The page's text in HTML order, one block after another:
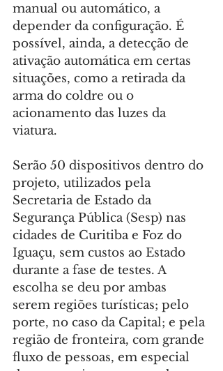
manual ou automático, a
depender da configuração. É
possível, ainda, a detecção de
ativação automática em certas
situações, como a retirada da
arma do coldre ou o
acionamento das luzes da
viatura.
Serão 50 dispositivos dentro do
projeto, utilizados pela
Secretaria de Estado da
Segurança Pública (Sesp) nas
cidades de Curitiba e Foz do
Iguaçu, sem custos ao Estado
durante a fase de testes. A
escolha se deu por ambas
serem regiões turísticas; pelo
porte, no caso da Capital; e pela
região de fronteira, com grande
fluxo de pessoas, em especial